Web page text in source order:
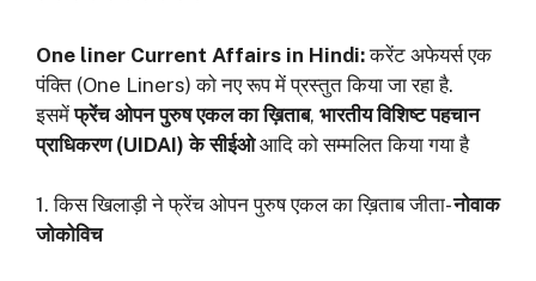
One liner Current Affairs in Hindi:करेंट अफेयर्स एक
पंक्ति (One Liners) को नए रूप में प्रस्तुत किया जा रहा है.
इसमेंफ्रेंच ओपन पुरुष एकल का ख़िताब, भारतीय विशिष्ट पहचान
प्राधिकरण (UIDAI) के सीईओआदि को सम्मलित किया गया है
1. किस खिलाड़ी ने फ्रेंच ओपन पुरुष एकल का ख़िताब जीता-नोवाक
जोकोविच